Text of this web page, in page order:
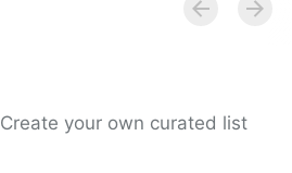
Create your own curated list